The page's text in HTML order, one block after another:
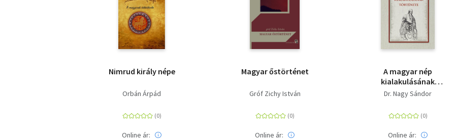
Nimrud király népe
Orbán Árpád
Online ár:
Magyar őstörténet
Gróf Zichy István
Online ár:
A magyar nép
kialakulásának
története
Dr. Nagy Sándor
Online ár: